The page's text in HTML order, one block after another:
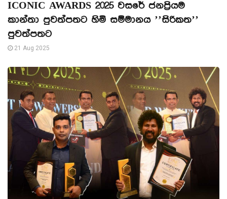
ICONIC AWARDS 2025 වසරේ ජනප්‍රියම
කාන්තා පුවත්පතට හිමි සම්මානය ’’සිරිකත’’
පුවත්පතට
21 Aug 2025